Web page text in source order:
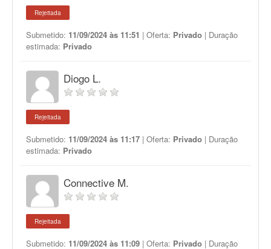
Rejeitada
Submetido: 11/09/2024 às 11:51 | Oferta: Privado | Duração
estimada: Privado
Diogo L.
Rejeitada
Submetido: 11/09/2024 às 11:17 | Oferta: Privado | Duração
estimada: Privado
Connective M.
Rejeitada
Submetido: 11/09/2024 às 11:09 | Oferta: Privado | Duração